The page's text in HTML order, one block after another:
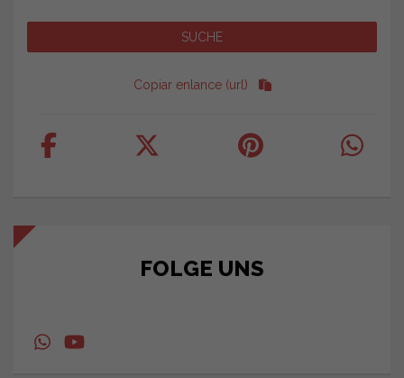
Copiar enlance (url)
FOLGE UNS